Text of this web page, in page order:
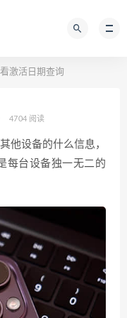
激活日期查询
4704 阅读
他设备的什么信息，
每台设备独一无二的